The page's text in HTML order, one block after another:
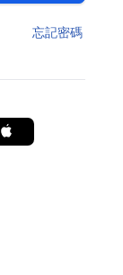
忘記密碼